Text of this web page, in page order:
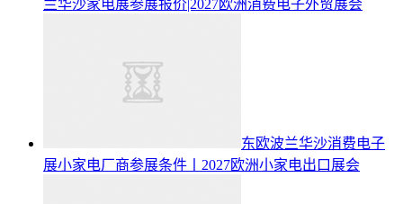
兰华沙家电展参展报价|2027欧洲消费电子外贸展会
东欧波兰华沙消费电子
展小家电厂商参展条件丨2027欧洲小家电出口展会